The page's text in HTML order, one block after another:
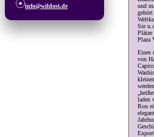
info@wildost.de
und
Sie
Plätze
Plaza
Eines
von
laden
Ron